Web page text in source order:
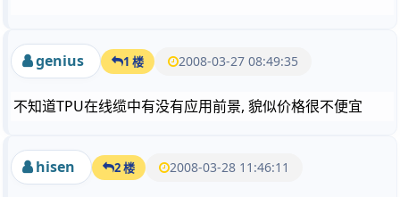
genius 1 楼 2008-03-27 08:49:35
不知道TPU在线缆中有没有应用前景, 貌似价格很不便宜
hisen 2 楼 2008-03-28 11:46:11